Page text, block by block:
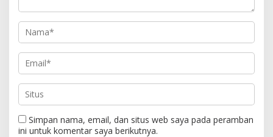
Simpan nama, email, dan situs web saya pada peramban
ini untuk komentar saya berikutnya.